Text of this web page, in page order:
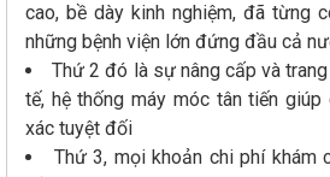
cao, bề dày kinh nghiệm, đã từng
những bệnh viện lớn đứng đầu cả
Thứ 2 đó là sự nâng cấp và
tế, hệ thống máy móc tân tiến giúp
xác tuyệt đối
Thứ 3, mọi khoản chi phí khám